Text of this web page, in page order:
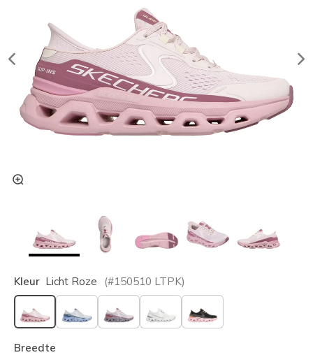
Kleur Licht Roze (#150510 LTPK)
geselecteerd
Breedte